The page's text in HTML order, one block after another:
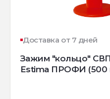
Доставка от 7 дней
Зажим "кольцо"
Estima ПРОФИ (500